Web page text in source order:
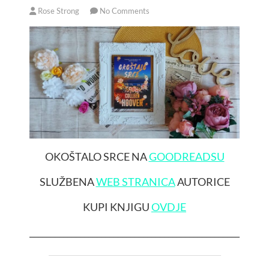
Rose Strong No Comments
OKOŠTALO SRCE NAGOODREADSU
SLUŽBENAWEB STRANICAAUTORICE
KUPI KNJIGUOVDJE